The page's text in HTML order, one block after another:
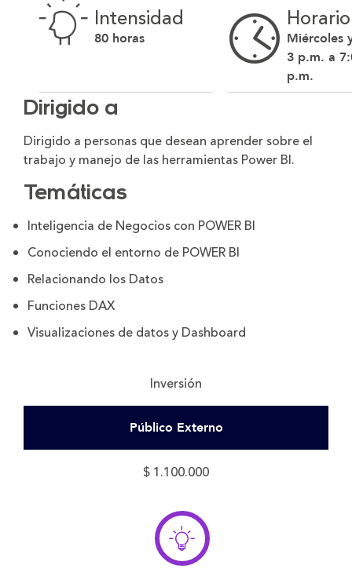
Intensidad
80 horas
Horario
Miércoles
3 p.m. a
p.m.
Dirigido a
Dirigido a personas que desean aprender sobre el
trabajo y manejo de las herramientas Power BI.
Temáticas
Inteligencia de Negocios con POWER BI
Conociendo el entorno de POWER BI
Relacionando los Datos
Funciones DAX
Visualizaciones de datos y Dashboard
Inversión
Público Externo
$ 1.100.000